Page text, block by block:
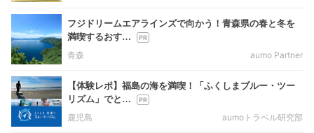
フジドリームエアラインズで向かう！青森県の春と冬を
満喫するおす…
青森
aumo Partner
【体験レポ】福島の海を満喫！「ふくしまブルー・ツー
リズム」でと…
鹿児島
aumoトラベル研究部